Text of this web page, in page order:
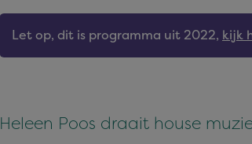
Let op, dit is programma uit 2022, kijk
Heleen Poos draait house